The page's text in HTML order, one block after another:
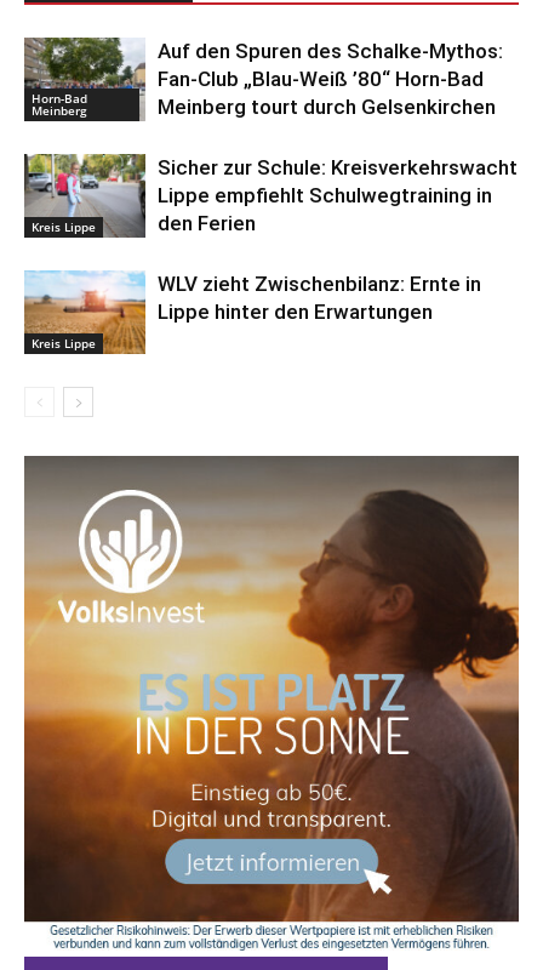
Horn-Bad
Meinberg
Auf den Spuren des Schalke-Mythos:
Fan-Club „Blau-Weiß ’80“ Horn-Bad
Meinberg tourt durch Gelsenkirchen
Kreis Lippe
Sicher zur Schule: Kreisverkehrswacht
Lippe empfiehlt Schulwegtraining in
den Ferien
Kreis Lippe
WLV zieht Zwischenbilanz: Ernte in
Lippe hinter den Erwartungen